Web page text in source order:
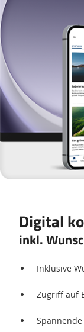
Digital
inkl.
Inklusive
Zugriff auf